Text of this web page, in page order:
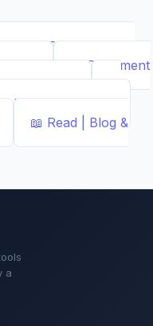
— 1,050+ Attorney-
📄 Document
Template
📊
Calculator
📖 Read | Blog &
a